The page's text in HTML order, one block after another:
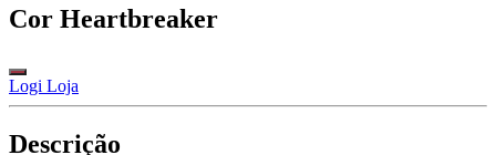
Cor Heartbreaker
Logi Loja
Descrição